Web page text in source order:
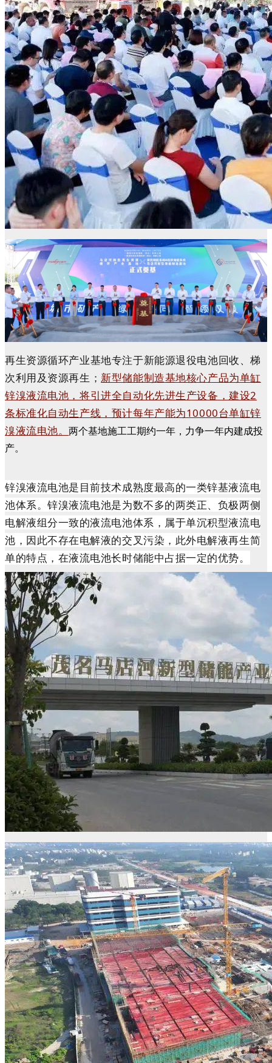
再生资源循环产业基地专注于新能源退役电池回收、梯
次利用及资源再生； 新型储能制造基地核心产品为单缸
锌溴液流电池，将引进全自动化先进生产设备，建设2
条标准化自动生产线，预计每年产能为10000台单缸锌
溴液流电池。两个基地施工工期约一年，力争一年内建成投
产。
锌溴液流电池是目前技术成熟度最高的一类锌基液流电
池体系。锌溴液流电池是为数不多的两类正、负极两侧
电解液组分一致的液流电池体系，属于单沉积型液流电
池，因此不存在电解液的交叉污染，此外电解液再生简
单的特点，在液流电池长时储能中占据一定的优势。